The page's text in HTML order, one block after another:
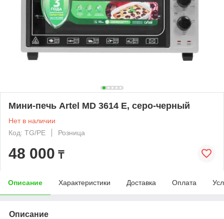
Мини-печь Artel MD 3614 E, серо-черный
Нет в наличии
Код: TG/PE
Розница
48 000 ₸
Описание Характеристики Доставка Оплата
Описание